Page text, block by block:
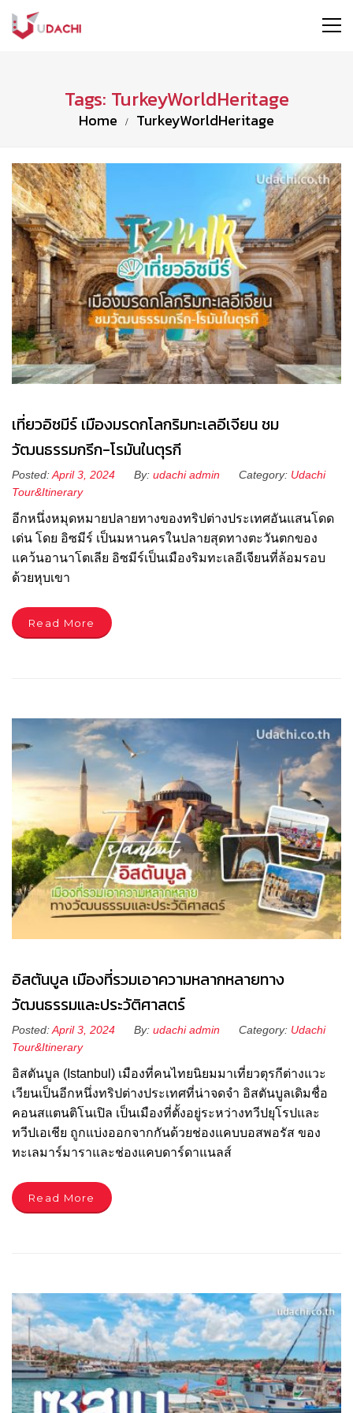
Tags: TurkeyWorldHeritage
Home TurkeyWorldHeritage
เที่ยวอิซมีร์ เมืองมรดกโลกริมทะเลอีเจียน ชม
วัฒนธรรมกรีก-โรมันในตุรกี
Posted:April 3, 2024 By: udachi admin Category: Udachi
Tour&Itinerary
อีกหนึ่งหมุดหมายปลายทางของทริปต่างประเทศอันแสนโดด
เด่น โดย อิซมีร์ เป็นมหานครในปลายสุดทางตะวันตกของ
แคว้นอานาโตเลีย อิซมีร์เป็นเมืองริมทะเลอีเจียนที่ล้อมรอบ
ด้วยหุบเขา
Read More
อิสตันบูล เมืองที่รวมเอาความหลากหลายทาง
วัฒนธรรมและประวัติศาสตร์
Posted:April 3, 2024 By: udachi admin Category: Udachi
Tour&Itinerary
อิสตันบูล (Istanbul) เมืองที่คนไทยนิยมมาเที่ยวตุรกีต่างแวะ
เวียนเป็นอีกหนึ่งทริปต่างประเทศที่น่าจดจำ อิสตันบูลเดิมชื่อ
คอนสแตนติโนเปิล เป็นเมืองที่ตั้งอยู่ระหว่างทวีปยุโรปและ
ทวีปเอเชีย ถูกแบ่งออกจากกันด้วยช่องแคบบอสพอรัส ของ
ทะเลมาร์มาราและช่องแคบดาร์ดาแนลส์
Read More